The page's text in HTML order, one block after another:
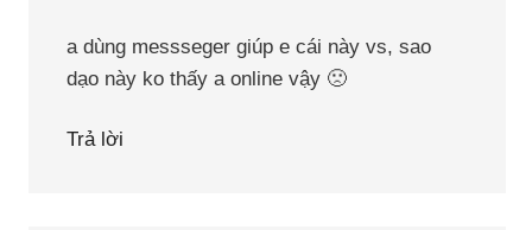
a dùng messseger giúp e cái này vs, sao
dạo này ko thấy a online vậy 🙁
Trả lời